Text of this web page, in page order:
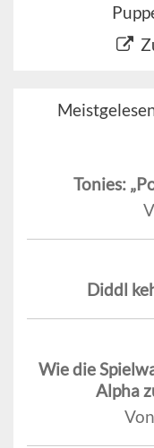
Tonies:
Diddl
Wie die
Alpha